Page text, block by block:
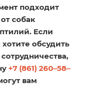
подходит
собак
Если
обсудить
+7 (861) 260‒58‒
вам